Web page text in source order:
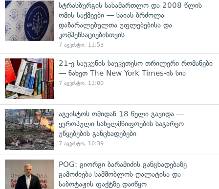
სტრასბურგის სასამართლო და 2008 წლის
ომის საქმეები — საიას ბრძოლა
დაზარალებულთა უფლებებისა და
კომპენსაციებისთვის
7 აგვისტო, 11:53
21-ე საუკუნის საუკეთესო თრილერი რომანები
— ნახეთ The New York Times-ის სია
7 აგვისტო, 11:00
აგვისტოს ომიდან 18 წელი გავიდა —
ევროპული სახელმწიფოების საგარეო
უწყებების განცხადებები
7 აგვისტო, 10:39
POG: გიორგი ბარამიძის განცხადებაზე
გამოძიება სამშობლოს ღალატისა და
საბოტაჟის ფაქტზე დაიწყო